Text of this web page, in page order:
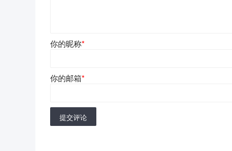
你的昵称*
你的邮箱*
提交评论